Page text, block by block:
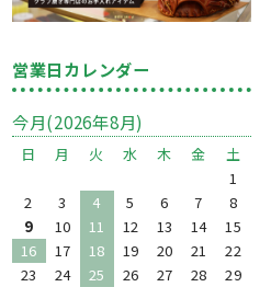
営業日カレンダー
今月(2026年8月)
日 月 火 水 木 金
土
1
2
3 4 5 6 7
8
9
10 11 12 13 14
15
16
17 18 19 20 21
22
23
24 25 26 27 28
29